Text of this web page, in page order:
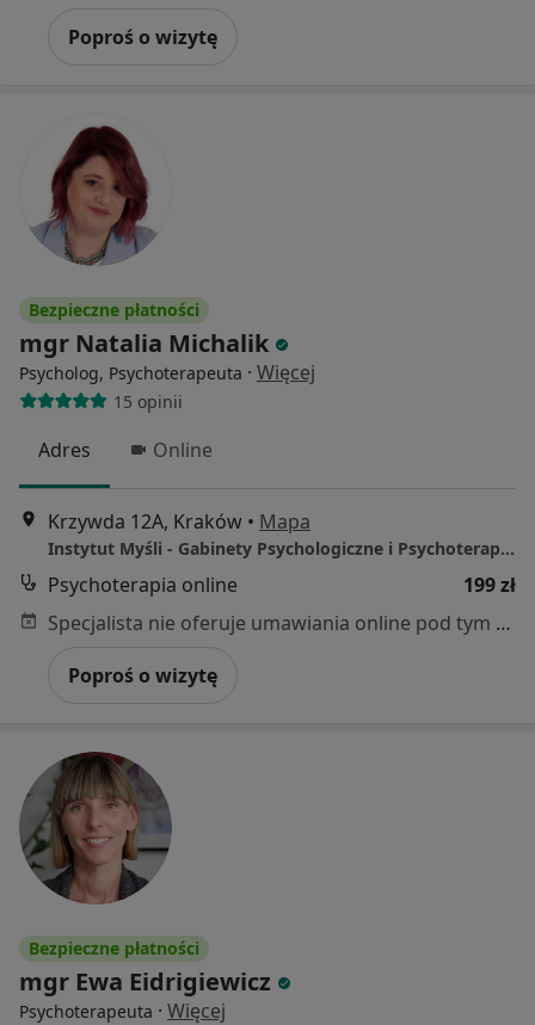
Poproś o wizytę
Bezpieczne płatności
mgr Natalia Michalik
Psycholog, Psychoterapeuta · Więcej
15 opinii
Adres Online
Krzywda 12A, Kraków • Mapa
Instytut Myśli - Gabinety Psychologiczne i Psychoterapeutyczne
Psychoterapia online
199 zł
Specjalista nie oferuje umawiania online pod tym adresem.
Poproś o wizytę
Bezpieczne płatności
mgr Ewa Eidrigiewicz
Psychoterapeuta · Więcej